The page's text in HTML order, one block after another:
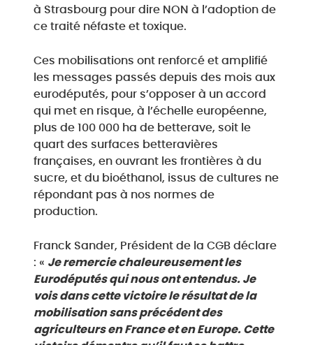
à Strasbourg pour dire NON à l’adoption de
ce traité néfaste et toxique.
Ces mobilisations ont renforcé et amplifié
les messages passés depuis des mois aux
eurodéputés, pour s’opposer à un accord
qui met en risque, à l’échelle européenne,
plus de 100 000 ha de betterave, soit le
quart des surfaces betteravières
françaises, en ouvrant les frontières à du
sucre, et du bioéthanol, issus de cultures ne
répondant pas à nos normes de
production.
Franck Sander, Président de la CGB déclare
: « Je remercie chaleureusement les
Eurodéputés qui nous ont entendus. Je
vois dans cette victoire le résultat de la
mobilisation sans précédent des
agriculteurs en France et en Europe. Cette